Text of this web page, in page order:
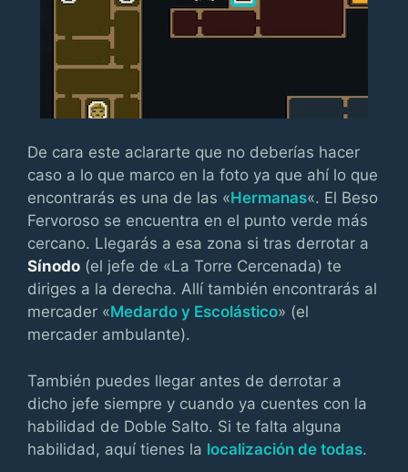
De cara este aclararte que no deberías hacer
caso a lo que marco en la foto ya que ahí lo que
encontrarás es una de las «Hermanas«. El Beso
Fervoroso se encuentra en el punto verde más
cercano. Llegarás a esa zona si tras derrotar a
Sínodo (el jefe de «La Torre Cercenada) te
diriges a la derecha. Allí también encontrarás al
mercader «Medardo y Escolástico» (el
mercader ambulante).
También puedes llegar antes de derrotar a
dicho jefe siempre y cuando ya cuentes con la
habilidad de Doble Salto. Si te falta alguna
habilidad, aquí tienes la localización de todas.